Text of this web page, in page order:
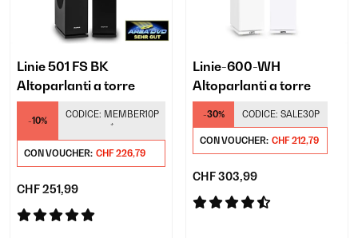
Linie 501 FS BK
Altoparlanti a torre
-10%
CODICE: MEMBER10P
*
CON VOUCHER: CHF 226,79
CHF 251,99
Linie-600-WH
Altoparlanti a torre
-30% CODICE: SALE30P
CON VOUCHER: CHF 212,79
CHF 303,99